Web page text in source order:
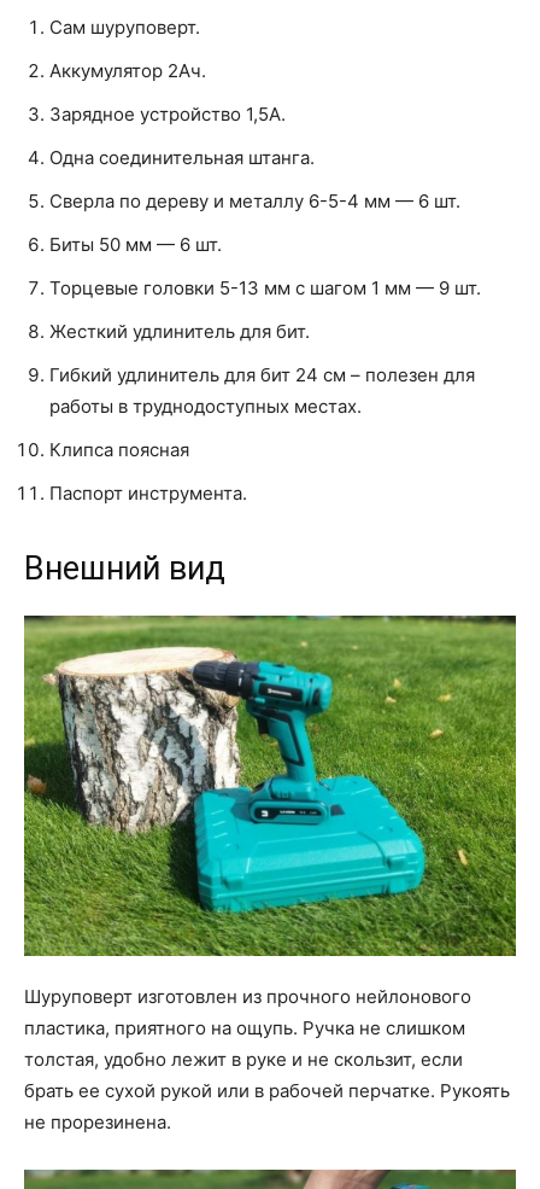
Сам шуруповерт.
Аккумулятор 2Ач.
Зарядное устройство 1,5А.
Одна соединительная штанга.
Сверла по дереву и металлу 6-5-4 мм — 6 шт.
Биты 50 мм — 6 шт.
Торцевые головки 5-13 мм с шагом 1 мм — 9 шт.
Жесткий удлинитель для бит.
Гибкий удлинитель для бит 24 см – полезен для
работы в труднодоступных местах.
Клипса поясная
Паспорт инструмента.
Внешний вид
Шуруповерт изготовлен из прочного нейлонового
пластика, приятного на ощупь. Ручка не слишком
толстая, удобно лежит в руке и не скользит, если
брать ее сухой рукой или в рабочей перчатке. Рукоять
не прорезинена.